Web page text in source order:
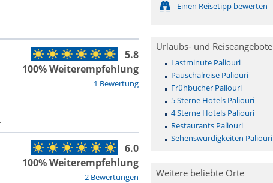
1 Bewertung
5.8
100% Weiterempfehlung
2 Bewertungen
6.0
100% Weiterempfehlung
Einen Reisetipp bewerten
Urlaubs- und Reiseangebote
Lastminute Paliouri
Pauschalreise Paliouri
Frühbucher Paliouri
5 Sterne Hotels Paliouri
4 Sterne Hotels Paliouri
Restaurants Paliouri
Sehenswürdigkeiten Paliouri
Weitere beliebte Orte